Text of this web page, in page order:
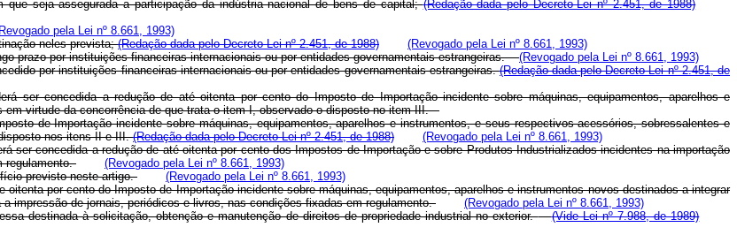
seja assegurada a participação da indústria nacional de bens de capital;(Redação dada pelo Decreto-Lei nº 2.451, de 1988)
pela Lei nº 8.661, 1993)
neles prevista;(Redação dada pelo Decreto-Lei nº 2.451, de 1988)
(Revogado pela Lei nº 8.661, 1993)
prazo por instituições financeiras internacionais ou por entidades governamentais estrangeiras.(Revogado pela Lei nº 8.661, 1993)
por instituições financeiras internacionais ou por entidades governamentais estrangeiras.(Redação dada pelo Decreto-Lei nº 2.451, de
ser concedida a redução de até oitenta por cento do Imposto de Importação incidente sobre máquinas, equipamentos, aparelhos e
virtude da concorrência de que trata o item I, observado o disposto no item III.
de Importação incidente sobre máquinas, equipamentos, aparelhos e instrumentos, e seus respectivos acessórios, sobressalentes e
nos itens II e III.(Redação dada pelo Decreto-Lei nº 2.451, de 1988)
(Revogado pela Lei nº 8.661, 1993)
ser concedida a redução de até oitenta por cento dos Impostos de Importação e sobre Produtos Industrializados incidentes na importação
regulamento.
(Revogado pela Lei nº 8.661, 1993)
previsto neste artigo.
(Revogado pela Lei nº 8.661, 1993)
por cento do Imposto de Importação incidente sobre máquinas, equipamentos, aparelhos e instrumentos novos destinados a integrar
impressão de jornais, periódicos e livros, nas condições fixadas em regulamento.
(Revogado pela Lei nº 8.661, 1993)
destinada à solicitação, obtenção e manutenção de direitos de propriedade industrial no exterior.
(Vide Lei nº 7.988, de 1989)